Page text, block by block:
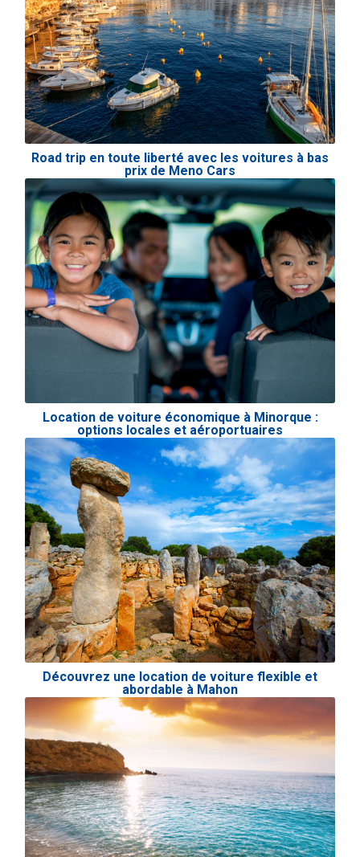
Road trip en toute liberté avec les voitures à bas
prix de Meno Cars
Location de voiture économique à Minorque :
options locales et aéroportuaires
Découvrez une location de voiture flexible et
abordable à Mahon